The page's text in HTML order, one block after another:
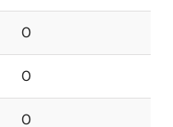
0
0
0